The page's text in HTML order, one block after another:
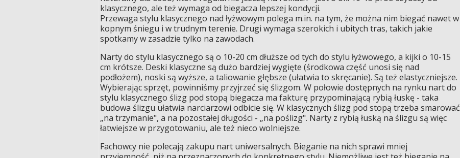
klasycznego, ale też wymaga od biegacza lepszej kondycji.
Przewaga stylu klasycznego nad łyżwowym polega m.in. na tym, że można nim biegać nawet w
kopnym śniegu i w trudnym terenie. Drugi wymaga szerokich i ubitych tras, takich jakie
spotkamy w zasadzie tylko na zawodach.
Narty do stylu klasycznego są o 10-20 cm dłuższe od tych do stylu łyżwowego, a kijki o 10-15
cm krótsze. Deski klasyczne są dużo bardziej wygięte (środkowa część unosi się nad
podłożem), noski są wyższe, a taliowanie głębsze (ułatwia to skręcanie). Są też elastyczniejsze.
Wybierając sprzęt, powinniśmy przyjrzeć się ślizgom. W połowie dostępnych na rynku nart do
stylu klasycznego ślizg pod stopą biegacza ma fakturę przypominającą rybią łuskę - taka
budowa ślizgu ułatwia narciarzowi odbicie się. W klasycznych ślizg pod stopą trzeba smarować
„na trzymanie", a na pozostałej długości - „na poślizg". Narty z rybią łuską na ślizgu są więc
łatwiejsze w przygotowaniu, ale też nieco wolniejsze.
Fachowcy nie polecają zakupu nart uniwersalnych. Bieganie na nich sprawi mniej